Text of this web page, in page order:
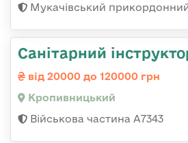
Мукачівський прикордонний
Санітарний
від 20000 до 120000 грн
Кропивницький
Військова частина А7343